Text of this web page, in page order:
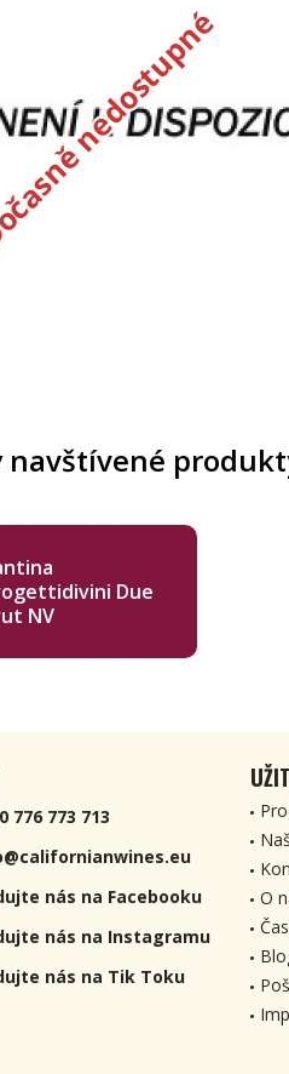
nedostupné
navštívené
Due
NV
776 773 713
nás na Facebooku
nás na Instagramu
nás na Tik Toku
O